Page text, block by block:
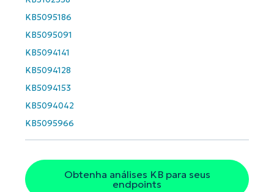
KB5095186
KB5095091
KB5094141
KB5094128
KB5094153
KB5094042
KB5095966
Obtenha análises KB para seus
endpoints
Phone
number*
name*